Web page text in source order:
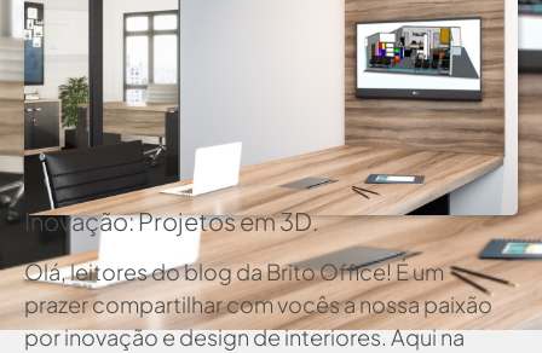
Inovação: Projetos em 3D.
Olá, leitores do blog da Brito Office! É um
prazer compartilhar com vocês a nossa paixão
por inovação e design de interiores. Aqui na